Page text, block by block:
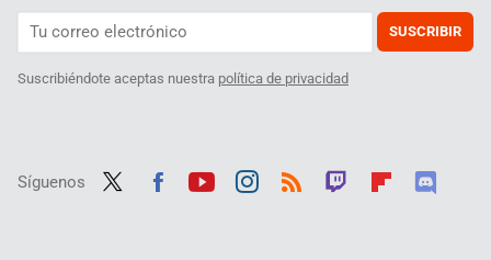
SUSCRIBIR
Suscribiéndote aceptas nuestra política de privacidad
Síguenos